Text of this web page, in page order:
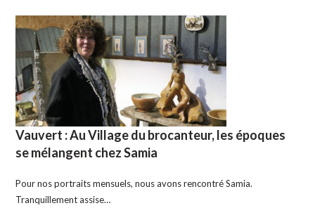
Vauvert : Au Village du brocanteur, les époques
se mélangent chez Samia
Pour nos portraits mensuels, nous avons rencontré Samia.
Tranquillement assise…